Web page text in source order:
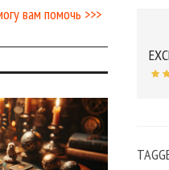
вам помочь >>>